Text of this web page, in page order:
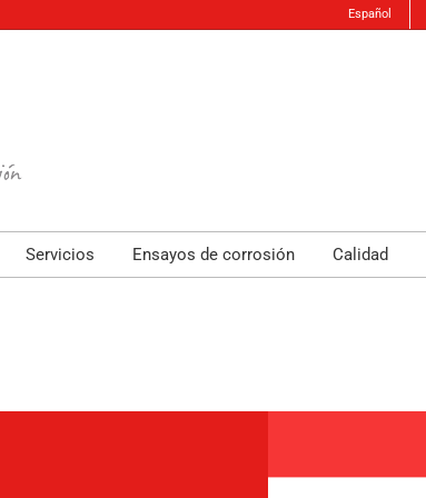
Español
Servicios Ensayos de corrosión Calidad